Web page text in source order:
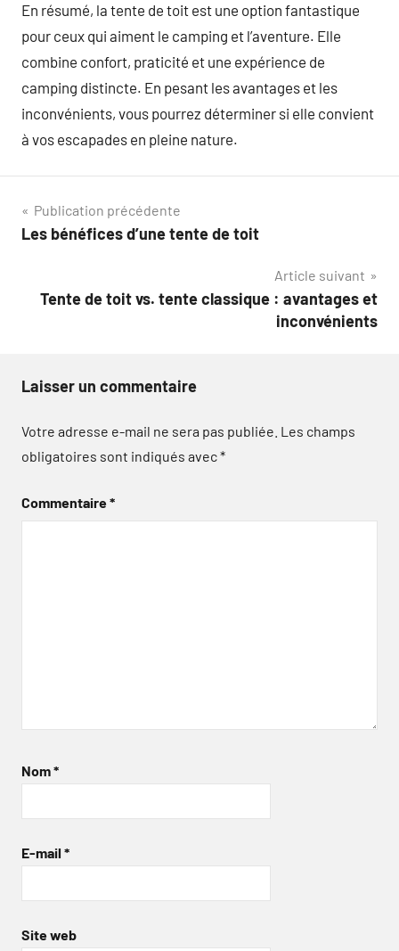
En résumé, la tente de toit est une option fantastique
pour ceux qui aiment le camping et l’aventure. Elle
combine confort, praticité et une expérience de
camping distincte. En pesant les avantages et les
inconvénients, vous pourrez déterminer si elle convient
à vos escapades en pleine nature.
Navigation
de
Publication précédente
Les bénéfices d’une tente de toit
Article suivant
Tente de toit vs. tente classique : avantages et
inconvénients
Laisser un commentaire
Votre adresse e-mail ne sera pas publiée. Les champs
obligatoires sont indiqués avec*
Commentaire*
Nom*
E-mail *
Site web